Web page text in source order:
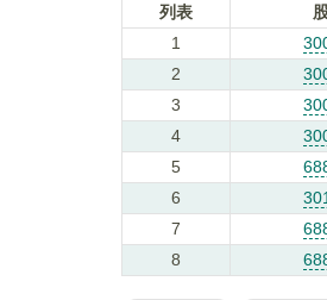
列表
1
2
3
4
5
6
7
8